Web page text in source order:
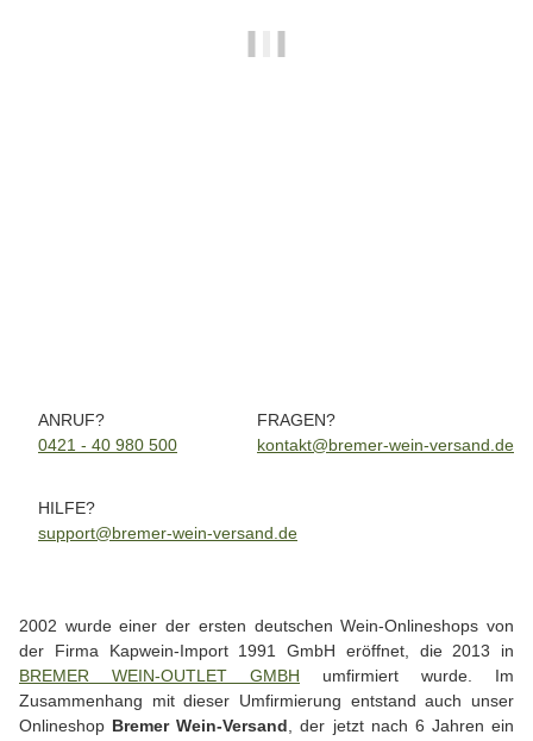
ANRUF?
0421 - 40 980 500
FRAGEN?
kontakt@bremer-wein-versand.de
HILFE?
support@bremer-wein-versand.de
2002 wurde einer der ersten deutschen Wein-Onlineshops von
der Firma Kapwein-Import 1991 GmbH eröffnet, die 2013 in
BREMER WEIN-OUTLET GMBH umfirmiert wurde. Im
Zusammenhang mit dieser Umfirmierung entstand auch unser
Onlineshop Bremer Wein-Versand , der jetzt nach 6 Jahren ein